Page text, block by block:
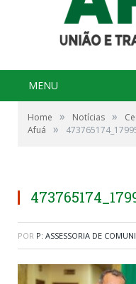
MENU
Home » Notícias »
Afuá
»
POR P: ASSESSORIA DE